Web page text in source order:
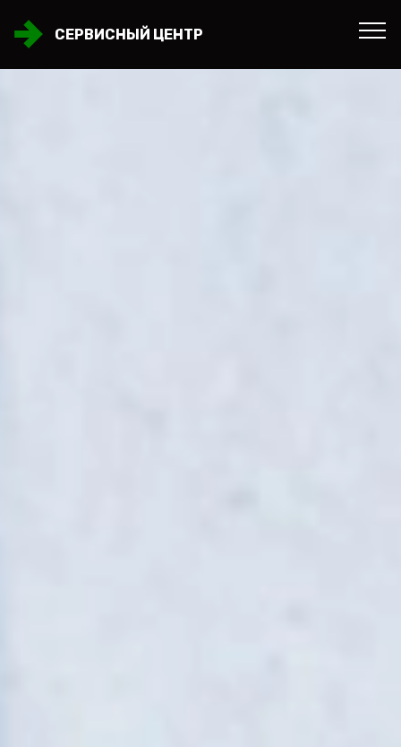
СЕРВИСНЫЙ ЦЕНТР